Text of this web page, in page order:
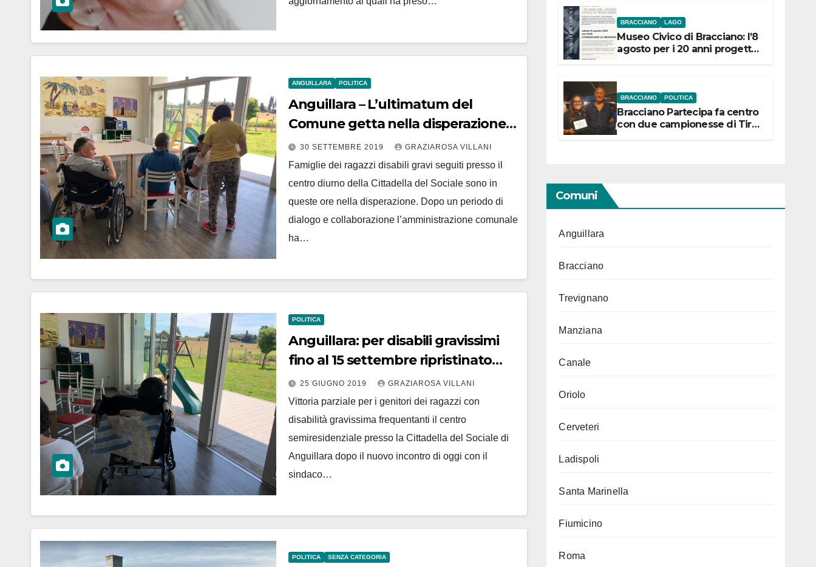
ANGUILLARA POLITICA
Anguillara – L’ultimatum del
Comune getta nella disperazione
le famiglie con disabili gravi. Taglio
drastico al servizio
30 SETTEMBRE 2019 GRAZIAROSA VILLANI
Famiglie dei ragazzi disabili gravi seguiti presso il
centro diurno della Cittadella del Sociale sono in
queste ore nella disperazione. Dopo un periodo di
dialogo e collaborazione l’amministrazione comunale
ha…
POLITICA
Anguillara: per disabili gravissimi
fino al 15 settembre ripristinato
vecchio orario
25 GIUGNO 2019 GRAZIAROSA VILLANI
Vittoria parziale per i genitori dei ragazzi con
disabilità gravissima frequentanti il centro
semiresidenziale presso la Cittadella del Sociale di
Anguillara dopo il nuovo incontro di oggi con il
sindaco…
POLITICA SENZA CATEGORIA
BRACCIANO LAGO
Museo Civico di Bracciano: l’8
agosto per i 20 anni progetto
BRACCIANO POLITICA
Bracciano Partecipa fa centro
con due campionesse di Tiro
Comuni
Anguillara
Bracciano
Trevignano
Manziana
Canale
Oriolo
Cerveteri
Ladispoli
Santa Marinella
Fiumicino
Roma